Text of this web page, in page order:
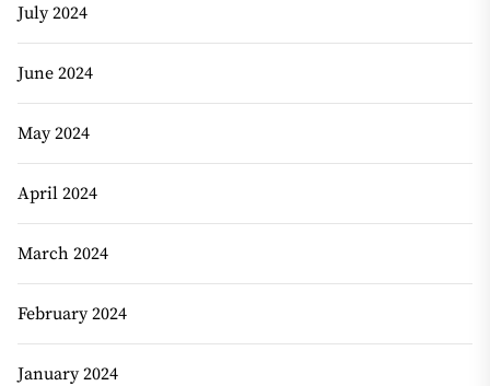
July 2024
June 2024
May 2024
April 2024
March 2024
February 2024
January 2024